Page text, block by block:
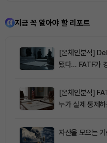
지금 꼭 알아야 할 리포트
[온체인분석]
됐다… FATF가
[온체인분석]
누가 실제 통제
자산을 모으는